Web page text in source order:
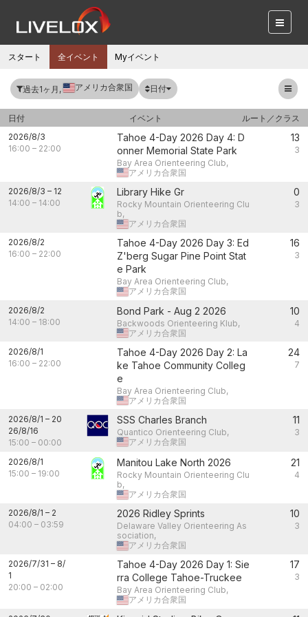
スタート 全イベント Myイベント
過去1ヶ月, アメリカ合衆国 日付
日付 イベント
ルート／クラス
2026/8/3
16:00 – 22:00
Tahoe 4-Day 2026 Day 4: D
onner Memorial State Park
Bay Area Orienteering Club,
アメリカ合衆国
13
3
2026/8/3 – 12
14:00 – 14:00
Library Hike Gr
Rocky Mountain Orienteering Clu
b,
アメリカ合衆国
0
3
2026/8/2
16:00 – 22:00
Tahoe 4-Day 2026 Day 3: Ed
Z'berg Sugar Pine Point Stat
e Park
Bay Area Orienteering Club,
アメリカ合衆国
16
3
2026/8/2
14:00 – 18:00
Bond Park - Aug 2 2026
Backwoods Orienteering Klub,
アメリカ合衆国
10
4
2026/8/1
16:00 – 22:00
Tahoe 4-Day 2026 Day 2: La
ke Tahoe Community Colleg
e
Bay Area Orienteering Club,
アメリカ合衆国
24
7
2026/8/1 – 20
26/8/16
15:00 – 00:00
SSS Charles Branch
Quantico Orienteering Club,
アメリカ合衆国
11
3
2026/8/1
15:00 – 19:00
Manitou Lake North 2026
Rocky Mountain Orienteering Clu
b,
アメリカ合衆国
21
4
2026/8/1 – 2
04:00 – 03:59
2026 Ridley Sprints
Delaware Valley Orienteering As
sociation,
アメリカ合衆国
10
3
2026/7/31 – 8/
1
20:00 – 02:00
Tahoe 4-Day 2026 Day 1: Sie
rra College Tahoe-Truckee
Bay Area Orienteering Club,
アメリカ合衆国
17
3